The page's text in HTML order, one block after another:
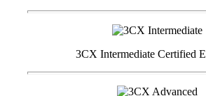
3CX Intermediate Certified